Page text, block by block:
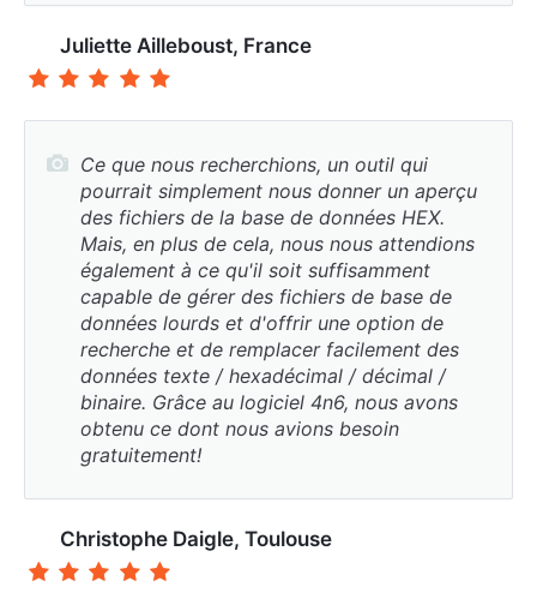
Juliette Ailleboust, France
Ce que nous recherchions, un outil qui
pourrait simplement nous donner un aperçu
des fichiers de la base de données HEX.
Mais, en plus de cela, nous nous attendions
également à ce qu'il soit suffisamment
capable de gérer des fichiers de base de
données lourds et d'offrir une option de
recherche et de remplacer facilement des
données texte / hexadécimal / décimal /
binaire. Grâce au logiciel 4n6, nous avons
obtenu ce dont nous avions besoin
gratuitement!
Christophe Daigle, Toulouse